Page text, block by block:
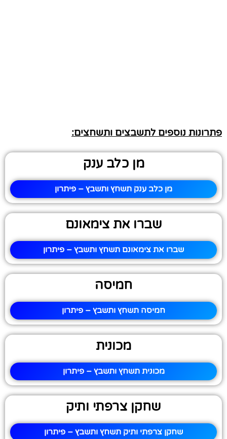
פתרונות נוספים לתשבצים ותשחצים:
מן כלב ענק
מן כלב ענק תשחץ ותשבץ – פיתרון
שברו את צימאונם
שברו את צימאונם תשחץ ותשבץ – פיתרון
חמיסה
חמיסה תשחץ ותשבץ – פיתרון
מכונית
מכונית תשחץ ותשבץ – פיתרון
שחקן צרפתי ותיק
שחקן צרפתי ותיק תשחץ ותשבץ – פיתרון